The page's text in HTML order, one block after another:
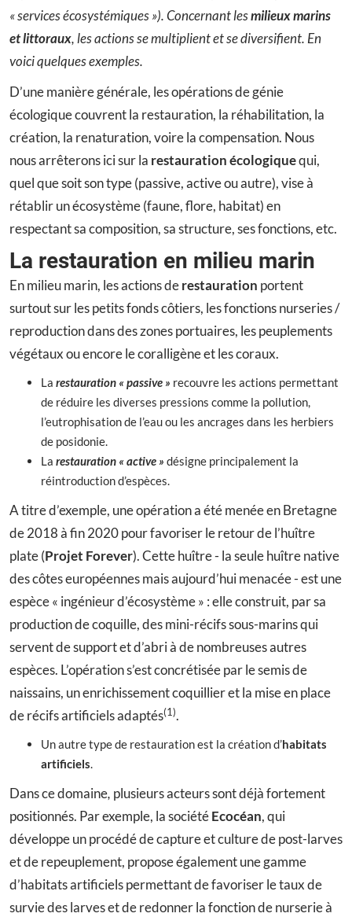
« services écosystémiques »). Concernant lesmilieux marins
et littoraux, les actions se multiplient et se diversifient. En
voici quelques exemples.
D’une manière générale, les opérations de génie
écologique couvrent la restauration, la réhabilitation, la
création, la renaturation, voire la compensation. Nous
nous arrêterons ici sur la restauration écologiquequi,
quel que soit son type (passive, active ou autre), vise à
rétablir un écosystème (faune, flore, habitat) en
respectant sa composition, sa structure, ses fonctions, etc.
La restauration en milieu marin
En milieu marin, les actions derestauration portent
surtout sur les petits fonds côtiers, les fonctions nurseries /
reproduction dans des zones portuaires, les peuplements
végétaux ou encore le coralligène et les coraux.
La restauration « passive » recouvre les actions permettant
de réduire les diverses pressions comme la pollution,
l’eutrophisation de l’eau ou les ancrages dans les herbiers
de posidonie.
La restauration « active » désigne principalement la
réintroduction d’espèces.
A titre d’exemple, une opération a été menée en Bretagne
de 2018 à fin 2020 pour favoriser le retour de l’huître
plate (Projet Forever). Cette huître - la seule huître native
des côtes européennes mais aujourd’hui menacée - est une
espèce « ingénieur d’écosystème » : elle construit, par sa
production de coquille, des mini-récifs sous-marins qui
servent de support et d’abri à de nombreuses autres
espèces. L’opération s’est concrétisée par le semis de
naissains, un enrichissement coquillier et la mise en place
de récifs artificiels adaptés(1).
Un autre type de restauration est la création d’habitats
artificiels.
Dans ce domaine, plusieurs acteurs sont déjà fortement
positionnés. Par exemple, la sociétéEcocéan, qui
développe un procédé de capture et culture de post-larves
et de repeuplement, propose également une gamme
d’habitats artificiels permettant de favoriser le taux de
survie des larves et de redonner la fonction de nurserie à